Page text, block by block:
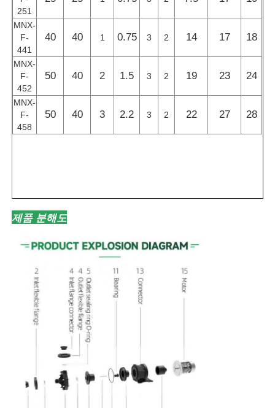
251
MNX-
F-
441
40 40 1 0.75 3 2 14 17 18
MNX-
F-
452
50 40 2 1.5 3 2 19 23 24
MNX-
F-
458
50 40 3 2.2 3 2 22 27 28
제품 분해도